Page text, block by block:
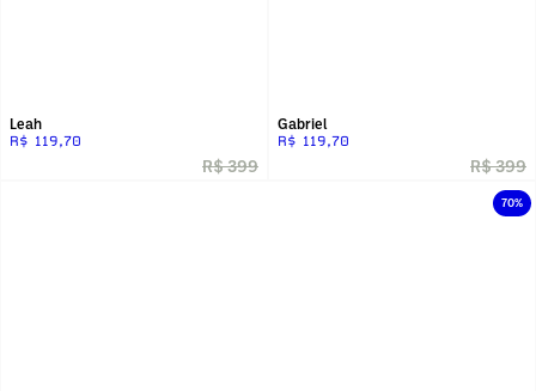
Leah
R$ 119,70
R$ 399
70%
Gabriel
R$ 119,70
R$ 399